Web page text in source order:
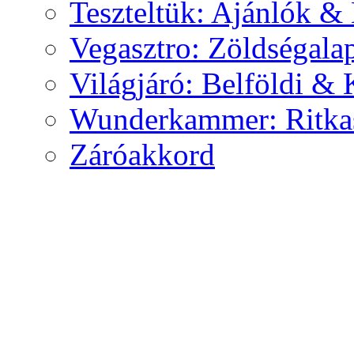
Teszteltük: Ajánlók &
Vegasztro:
Világjáró: Belföldi &
Wunderkammer:
Záróakkord